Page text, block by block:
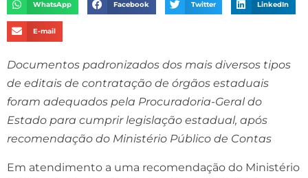
WhatsApp Facebook Twitter LinkedIn
E-mail
Documentos padronizados dos mais diversos tipos
de editais de contratação de órgãos estaduais
foram adequados pela Procuradoria-Geral do
Estado para cumprir legislação estadual, após
recomendação do Ministério Público de Contas
Em atendimento a uma recomendação do Ministério